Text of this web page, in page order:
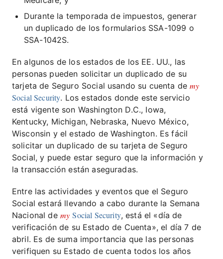
Durante la temporada de impuestos, generar
un duplicado de los formularios SSA-1099 o
SSA-1042S.
En algunos de los estados de los EE. UU., las
personas pueden solicitar un duplicado de su
tarjeta de Seguro Social usando su cuenta demy
Social Security. Los estados donde este servicio
está vigente son Washington D.C., Iowa,
Kentucky, Michigan, Nebraska, Nuevo México,
Wisconsin y el estado de Washington. Es fácil
solicitar un duplicado de su tarjeta de Seguro
Social, y puede estar seguro que la información y
la transacción están aseguradas.
Entre las actividades y eventos que el Seguro
Social estará llevando a cabo durante la Semana
Nacional de my Social Security, está el «día de
verificación de su Estado de Cuenta», el día 7 de
abril. Es de suma importancia que las personas
verifiquen su Estado de cuenta todos los años